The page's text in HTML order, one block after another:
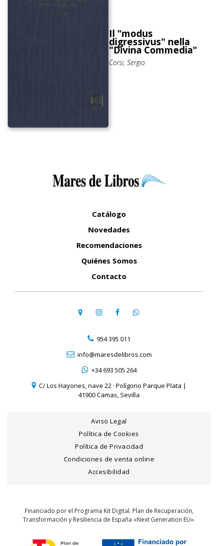
Il "modus
digressivus" nella
"Divina Commedia"
Corsi, Sergio
Catálogo
Novedades
Recomendaciones
Quiénes Somos
Contacto
954 395 011
info@maresdelibros.com
+34 693 505 264
C/ Los Hayones, nave 22 · Polígono Parque Plata |
41900 Camas, Sevilla
Aviso Legal
Política de Cookies
Política de Privacidad
Condiciones de venta online
Accesibilidad
Financiado por el Programa Kit Digital. Plan de Recuperación,
Transformación y Resiliencia de España «Next Generation EU».